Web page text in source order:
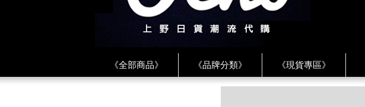
《全部商品》 《品牌分類》 《現貨專區》
《CDG》 《FREAK'S STORE》